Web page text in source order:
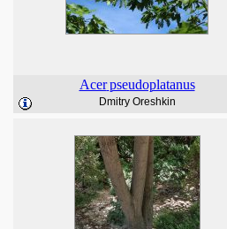
Acer pseudoplatanus
Dmitry Oreshkin